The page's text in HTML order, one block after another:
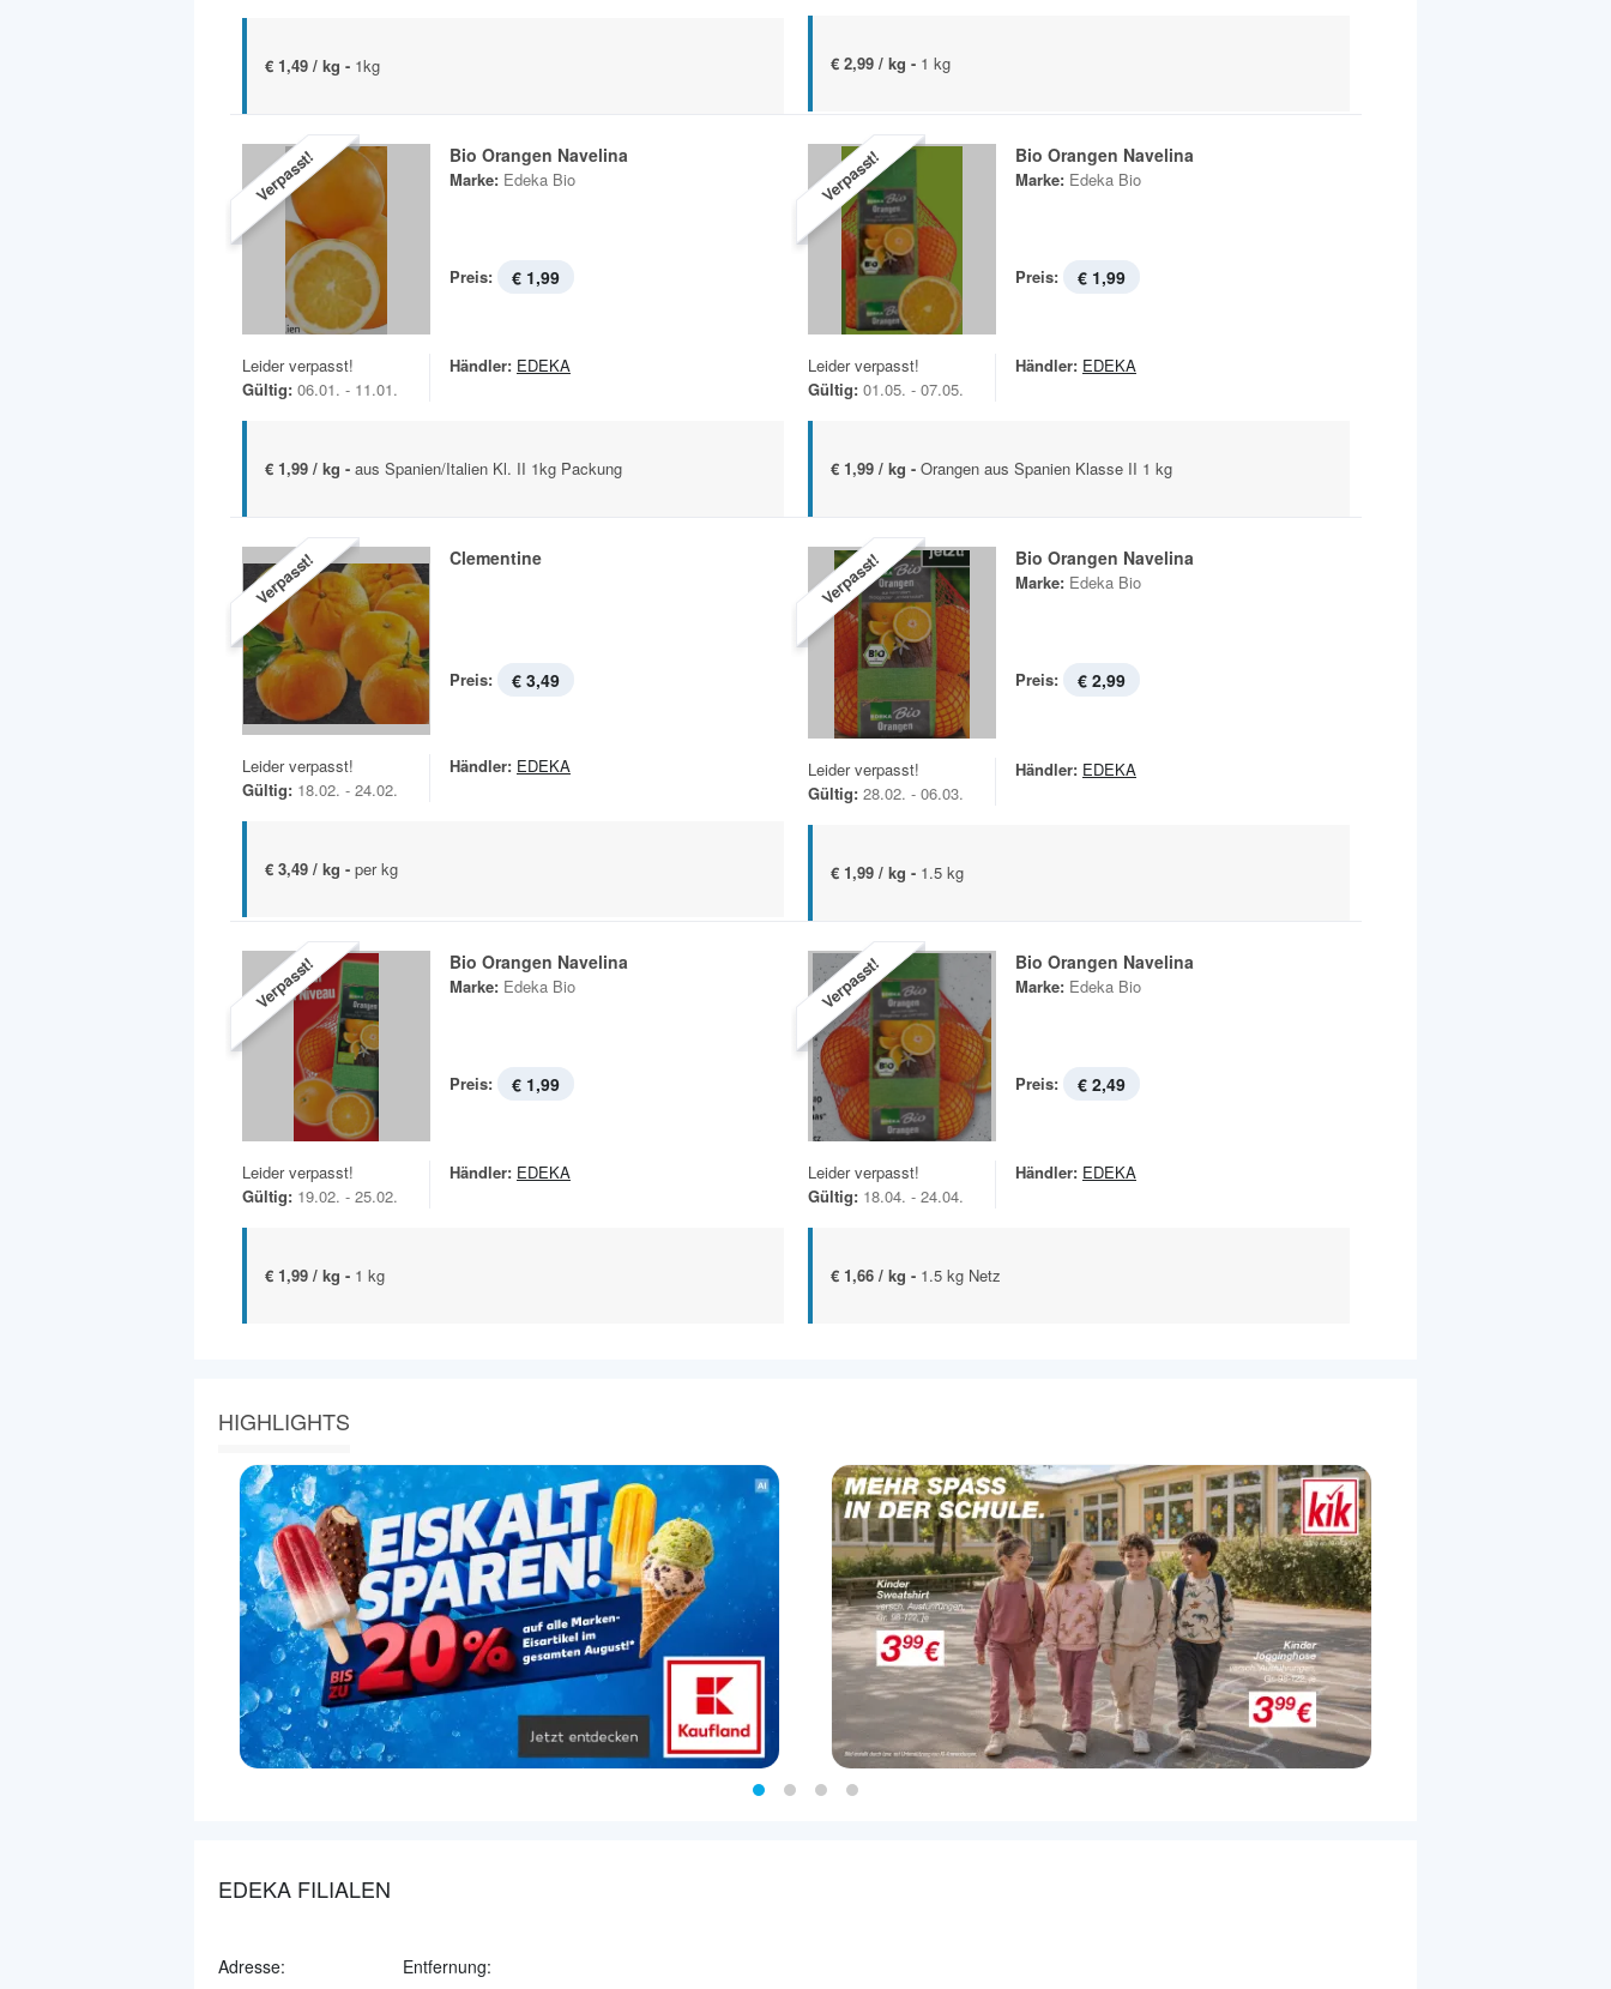
€ 1,49 / kg - 1kg € 2,99 / kg - 1 kg
Verpasst! Bio Orangen Navelina
Marke: Edeka Bio
Preis: € 1,99
Leider verpasst!
Gültig: 06.01. - 11.01.
Händler: EDEKA
€ 1,99 / kg - aus Spanien/Italien Kl. II 1kg Packung
Verpasst! Bio Orangen Navelina
Marke: Edeka Bio
Preis: € 1,99
Leider verpasst!
Gültig: 01.05. - 07.05.
Händler: EDEKA
€ 1,99 / kg - Orangen aus Spanien Klasse II 1 kg
Verpasst! Clementine
Preis: € 3,49
Leider verpasst!
Gültig: 18.02. - 24.02.
Händler: EDEKA
€ 3,49 / kg - per kg
Verpasst! Bio Orangen Navelina
Marke: Edeka Bio
Preis: € 2,99
Leider verpasst!
Gültig: 28.02. - 06.03.
Händler: EDEKA
€ 1,99 / kg - 1.5 kg
Verpasst! Bio Orangen Navelina
Marke: Edeka Bio
Preis: € 1,99
Leider verpasst!
Gültig: 19.02. - 25.02.
Händler: EDEKA
€ 1,99 / kg - 1 kg
Verpasst! Bio Orangen Navelina
Marke: Edeka Bio
Preis: € 2,49
Leider verpasst!
Gültig: 18.04. - 24.04.
Händler: EDEKA
€ 1,66 / kg - 1.5 kg Netz
HIGHLIGHTS
EDEKA FILIALEN
Adresse: Entfernung: